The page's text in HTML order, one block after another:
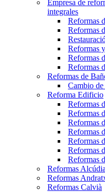
Empresa de
integrales
Reformas
Reformas
Reformas
Reformas
Reformas
Reformas de
Cambio
Reforma Edificio
Reformas
Reformas
Reformas
Reformas
Reformas
Reformas
Reformas
Reformas Alcúdia
Reformas
Reformas Calvià